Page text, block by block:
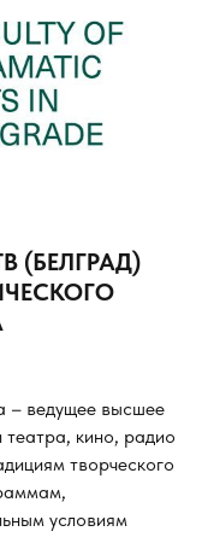
(БЕЛГРАД)
– ведущее высшее
кино, радио
творческого
условиям